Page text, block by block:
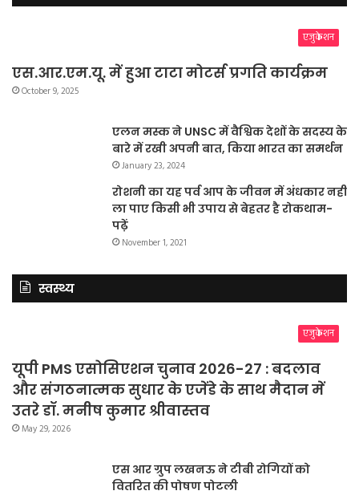
एजुकेशन
एस.आर.एम.यू. में हुआ टाटा मोटर्स प्रगति कार्यक्रम
October 9, 2025
एलन मस्क ने UNSC में वैश्विक देशों के सदस्य के
बारे में रखी अपनी बात, किया भारत का समर्थन
January 23, 2024
रोशनी का यह पर्व आप के जीवन में अंधकार नहीं
ला पाए किसी भी उपाय से बेहतर है रोकथाम-
पढ़ें
November 1, 2021
स्वस्थ्य
एजुकेशन
यूपी PMS एसोसिएशन चुनाव 2026-27 : बदलाव
और संगठनात्मक सुधार के एजेंडे के साथ मैदान में
उतरे डॉ. मनीष कुमार श्रीवास्तव
May 29, 2026
एस आर ग्रुप लखनऊ ने टीबी रोगियों को
वितरित की पोषण पोटली